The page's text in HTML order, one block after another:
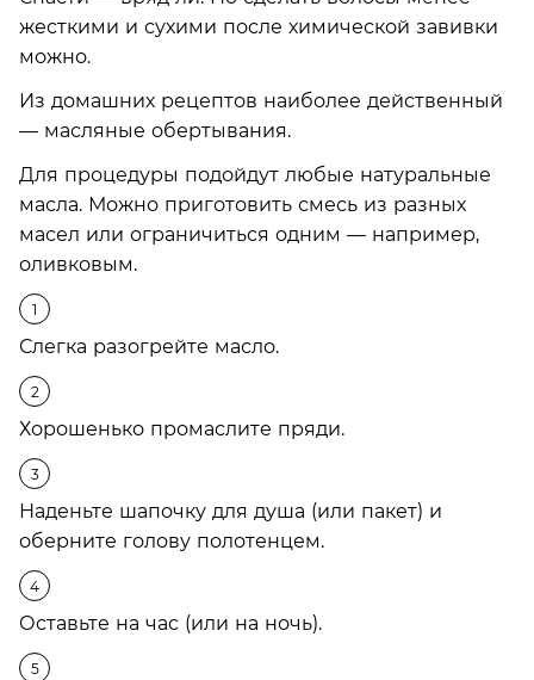
жесткими и сухими после химической завивки
можно.
Из домашних рецептов наиболее действенный
— масляные обертывания.
Для процедуры подойдут любые натуральные
масла. Можно приготовить смесь из разных
масел или ограничиться одним — например,
оливковым.
Слегка разогрейте масло.
Хорошенько промаслите пряди.
Наденьте шапочку для душа (или пакет) и
оберните голову полотенцем.
Оставьте на час (или на ночь).